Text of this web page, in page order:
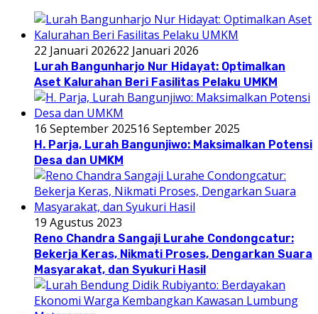
22 Januari 202622 Januari 2026
Lurah Bangunharjo Nur Hidayat: Optimalkan
Aset Kalurahan Beri Fasilitas Pelaku UMKM
16 September 202516 September 2025
H. Parja, Lurah Bangunjiwo: Maksimalkan Potensi
Desa dan UMKM
19 Agustus 2023
Reno Chandra Sangaji Lurahe Condongcatur:
Bekerja Keras, Nikmati Proses, Dengarkan Suara
Masyarakat, dan Syukuri Hasil